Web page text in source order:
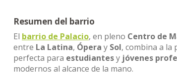
Resumen del barrio
El barrio de Palacio, en pleno Centro de
entre La Latina, Ópera y Sol, combina a la
perfecta para estudiantesy jóvenes
modernos al alcance de la mano.